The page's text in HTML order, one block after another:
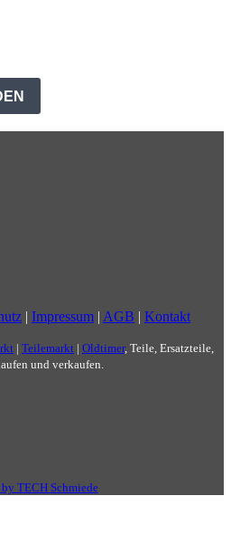
| Impressum | AGB | Kontakt
| Teilemarkt | Oldtimer, Teile, Ersatzteile,
und verkaufen.
TECH Schmiede